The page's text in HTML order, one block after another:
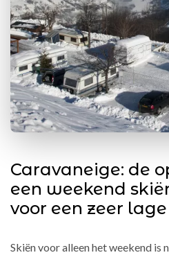
Caravaneige: de
een weekend
voor een zeer
Skiën voor alleen het weekend is